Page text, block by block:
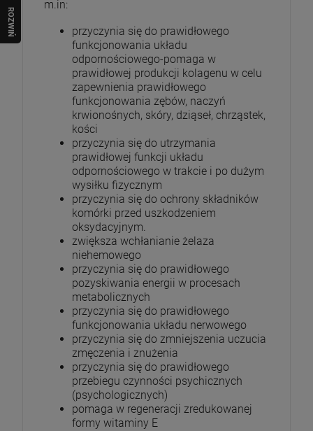
R
O
Z
W
I
Ń
O
B
I
m.in:
przyczynia się do prawidłowego
funkcjonowania układu
odpornościowego-pomaga w
prawidłowej produkcji kolagenu w celu
zapewnienia prawidłowego
funkcjonowania zębów, naczyń
krwionośnych, skóry, dziąseł, chrząstek,
kości
przyczynia się do utrzymania
prawidłowej funkcji układu
odpornościowego w trakcie i po dużym
wysiłku fizycznym
przyczynia się do ochrony składników
komórki przed uszkodzeniem
oksydacyjnym.
zwiększa wchłanianie żelaza
niehemowego
przyczynia się do prawidłowego
pozyskiwania energii w procesach
metabolicznych
przyczynia się do prawidłowego
funkcjonowania układu nerwowego
przyczynia się do zmniejszenia uczucia
zmęczenia i znużenia
przyczynia się do prawidłowego
przebiegu czynności psychicznych
(psychologicznych)
pomaga w regeneracji zredukowanej
formy witaminy E